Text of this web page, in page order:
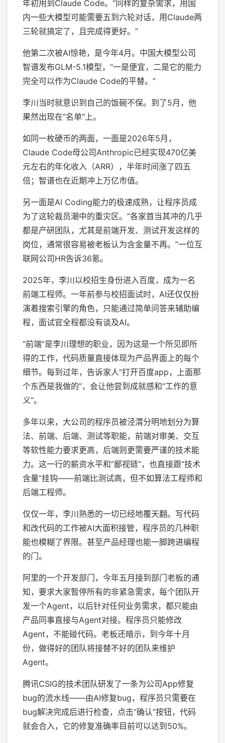
年初用到Claude Code。“同样的复杂需求，用国
内一些大模型可能需要五到六轮对话，用Claude两
三轮就搞定了，且完成得更好。”
他第二次被AI惊艳，是今年4月。中国大模型公司
智谱发布GLM-5.1模型，“一是便宜，二是它的能力
完全可以作为Claude Code的平替。”
李川当时就意识到自己的饭碗不保。到了5月，他
果然出现在“名单”上。
如同一枚硬币的两面，一面是2026年5月，
Claude Code母公司Anthropic已经实现470亿美
元左右的年化收入（ARR），半年时间涨了四五
倍；智谱也在近期冲上万亿市值。
另一面是AI Coding能力的极速成熟，让程序员成
为了这轮裁员潮中的重灾区。“各家首当其冲的几乎
都是产研团队，尤其是前端开发、测试开发这样的
岗位，通常很容易被老板认为含金量不再。”一位互
联网公司HR告诉36氪。
2025年，李川以校招生身份进入百度，成为一名
前端工程师。一年前参与校招面试时，AI还仅仅扮
演着搜索引擎的角色，只能通过简单问答来辅助编
程，面试官全程都没有谈及AI。
“前端”是李川理想的职业，因为这是一个所见即所
得的工作，代码质量直接体现为产品界面上的每个
细节。每到过年，告诉家人“打开百度app，上面那
个东西是我做的”，会让他尝到成就感和“工作的意
义”。
多年以来，大公司的程序员被泾渭分明地划分为算
法、前端、后端、测试等职能，前端对审美、交互
等软性能力要求更高，后端则更需要严谨的技术能
力。这一行的薪资水平和“鄙视链”，也直接跟“技术
含量”挂钩——前端比测试高，但不如算法工程师和
后端工程师。
仅仅一年，李川熟悉的一切已经地覆天翻。写代码
和改代码的工作被AI大面积接管，程序员的几种职
能也模糊了界限。甚至产品经理也能一脚跨进编程
的门。
阿里的一个开发部门，今年五月接到部门老板的通
知，要求大家暂停所有的非紧急需求，每个团队开
发一个Agent，以后针对任何业务需求，都只能由
产品同事直接与Agent对接。程序员只能修改
Agent，不能碰代码。老板还暗示，到今年十月
份，做得好的团队将接替不好的团队来维护
Agent。
腾讯CSIG的技术团队研发了一条为公司App修复
bug的流水线——由AI修复bug，程序员只需要在
bug解决完成后进行检查，点击“确认”按钮，代码
就会合入，它的修复准确率目前可以达到50%。